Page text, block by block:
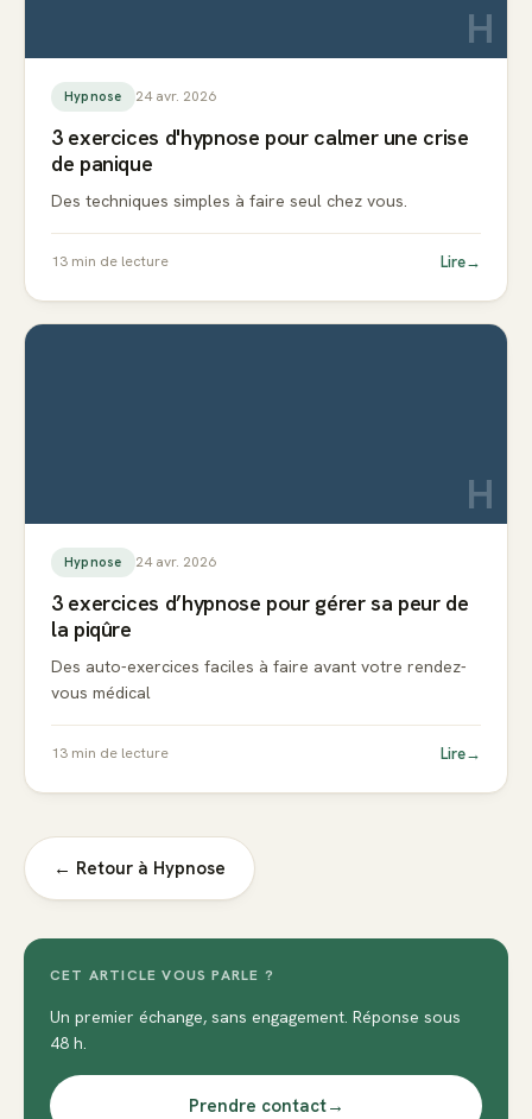
H
Hypnose 24 avr. 2026
3 exercices d'hypnose pour calmer une crise
de panique
Des techniques simples à faire seul chez vous.
13 min de lecture Lire→
H
Hypnose 24 avr. 2026
3 exercices d’hypnose pour gérer sa peur de
la piqûre
Des auto-exercices faciles à faire avant votre rendez-
vous médical
13 min de lecture Lire→
← Retour à Hypnose
CET ARTICLE VOUS PARLE ?
Un premier échange, sans engagement. Réponse sous
48 h.
Prendre contact→